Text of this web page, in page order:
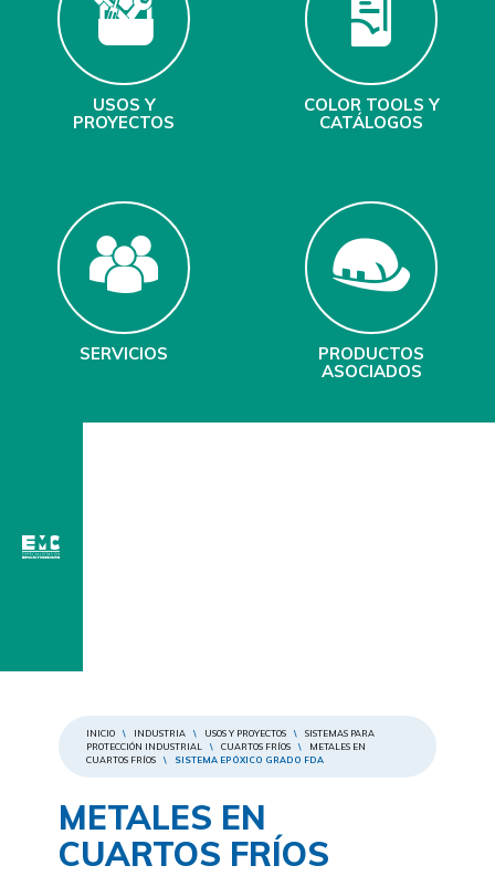
USOS Y
PROYECTOS
COLOR TOOLS Y
CATÁLOGOS
SERVICIOS
PRODUCTOS
ASOCIADOS
INICIO \ INDUSTRIA \ USOS Y PROYECTOS \
SISTEMAS PARA
PROTECCIÓN INDUSTRIAL
\ CUARTOS FRÍOS \
METALES EN
CUARTOS FRÍOS
\ SISTEMA EPÓXICO GRADO FDA
METALES EN
CUARTOS FRÍOS